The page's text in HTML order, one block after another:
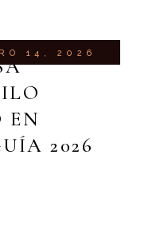
14, 2026
EN
2026